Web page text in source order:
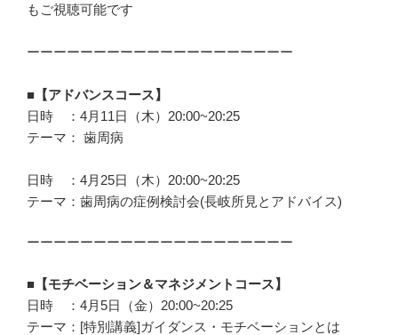
もご視聴可能です
ーーーーーーーーーーーーーーーーーーーー
■【アドバンスコース】
日時 ：4月11日（木）20:00~20:25
テーマ： 歯周病
日時 ：4月25日（木）20:00~20:25
テーマ：歯周病の症例検討会(長岐所見とアドバイス)
ーーーーーーーーーーーーーーーーーーーー
■【モチベーション＆マネジメントコース】
日時 ：4月5日（金）20:00~20:25
テーマ：[特別講義]ガイダンス・モチベーションとは